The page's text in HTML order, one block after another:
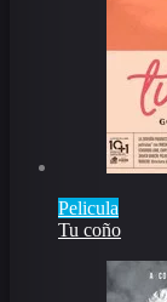
Pelicula
Tu coño